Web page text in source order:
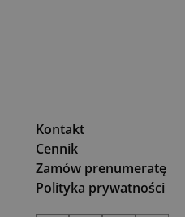
Kontakt
Cennik
Zamów prenumeratę
Polityka prywatności